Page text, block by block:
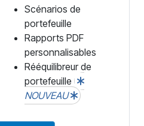
Scénarios de
portefeuille
Rapports PDF
personnalisables
Rééquilibreur de
portefeuille
NOUVEAU